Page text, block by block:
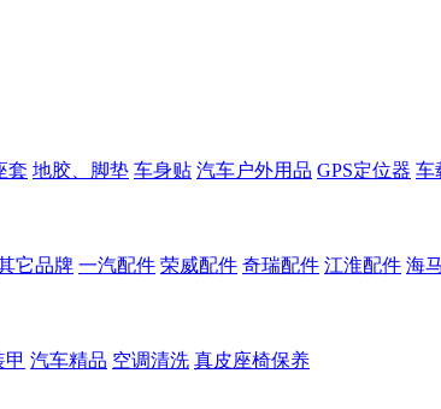
套 地胶、脚垫 车身贴 汽车户外用品 GPS定位器 车
它品牌 一汽配件 荣威配件 奇瑞配件 江淮配件 海
甲 汽车精品 空调清洗 真皮座椅保养